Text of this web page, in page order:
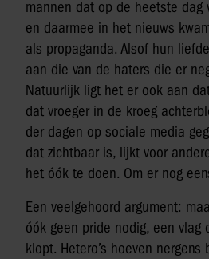
mannen dat op de heetste dag
en daarmee in het nieuws
als propaganda. Alsof hun
aan die van de haters die er
Natuurlijk ligt het er ook aan dat
dat vroeger in de kroeg
der dagen op sociale media
dat zichtbaar is, lijkt voor
het óók te doen. Om er nog
Een veelgehoord argument:
óók geen pride nodig, een vlag
klopt. Hetero’s hoeven nergens